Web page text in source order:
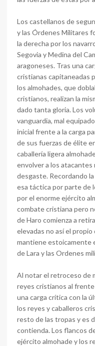
Los castellanos de
y las Órdenes Militares
la derecha por los
Segovia y Medina del
aragoneses. Tras una
cristianas capitaneadas
los almohades, que
cristianos, realizan la
dado tanta gloria. Los
vanguardia, mal
inicial frente a la carga
de sus fuerzas de élite
caballería ligera
envolver a los atacantes
desgaste. Recordando
esa táctica por parte de
por el enorme ejército
combate cristiana pero
de Haro comienza a
elevadas no así el
mantiene estoicamente
de Lara y las Ordenes
Al notar el retroceso de
reyes cristianos al
una carga crítica con la
los reyes y caballeros
resto de las tropas y es
contienda. Los flancos
ejército almohade y los